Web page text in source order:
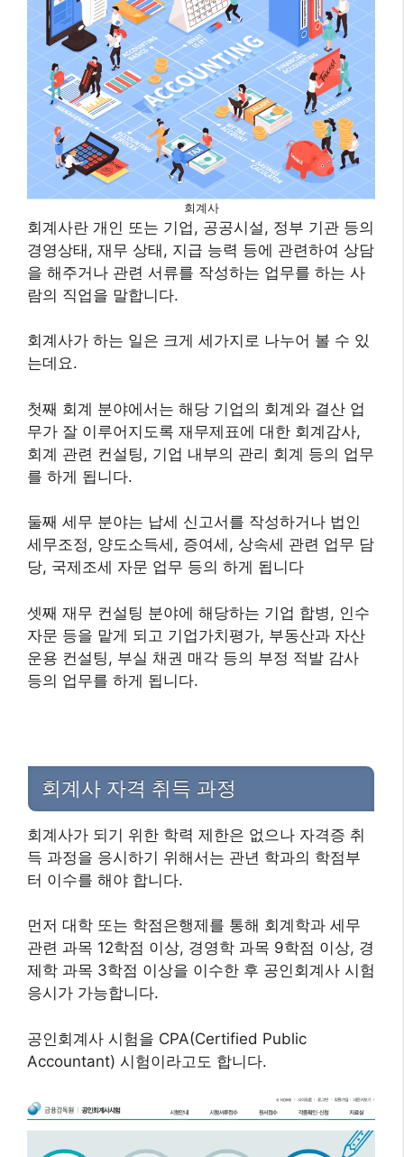
회계사
회계사란 개인 또는 기업, 공공시설, 정부 기관 등의
경영상태, 재무 상태, 지급 능력 등에 관련하여 상담
을 해주거나 관련 서류를 작성하는 업무를 하는 사
람의 직업을 말합니다.
회계사가 하는 일은 크게 세가지로 나누어 볼 수 있
는데요.
첫째 회계 분야에서는 해당 기업의 회계와 결산 업
무가 잘 이루어지도록 재무제표에 대한 회계감사,
회계 관련 컨설팅, 기업 내부의 관리 회계 등의 업무
를 하게 됩니다.
둘째 세무 분야는 납세 신고서를 작성하거나 법인
세무조정, 양도소득세, 증여세, 상속세 관련 업무 담
당, 국제조세 자문 업무 등의 하게 됩니다
셋째 재무 컨설팅 분야에 해당하는 기업 합병, 인수
자문 등을 맡게 되고 기업가치평가, 부동산과 자산
운용 컨설팅, 부실 채권 매각 등의 부정 적발 감사
등의 업무를 하게 됩니다.
회계사 자격 취득 과정
회계사가 되기 위한 학력 제한은 없으나 자격증 취
득 과정을 응시하기 위해서는 관년 학과의 학점부
터 이수를 해야 합니다.
먼저 대학 또는 학점은행제를 통해 회계학과 세무
관련 과목 12학점 이상, 경영학 과목 9학점 이상, 경
제학 과목 3학점 이상을 이수한 후 공인회계사 시험
응시가 가능합니다.
공인회계사 시험을 CPA(Certified Public
Accountant) 시험이라고도 합니다.